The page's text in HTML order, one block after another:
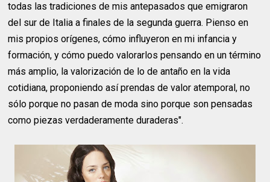
todas las tradiciones de mis antepasados que emigraron
del sur de Italia a finales de la segunda guerra. Pienso en
mis propios orígenes, cómo influyeron en mi infancia y
formación, y cómo puedo valorarlos pensando en un término
más amplio, la valorización de lo de antaño en la vida
cotidiana, proponiendo así prendas de valor atemporal, no
sólo porque no pasan de moda sino porque son pensadas
como piezas verdaderamente duraderas".